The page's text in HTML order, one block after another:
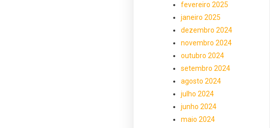
fevereiro 2025
janeiro 2025
dezembro 2024
novembro 2024
outubro 2024
setembro 2024
agosto 2024
julho 2024
junho 2024
maio 2024